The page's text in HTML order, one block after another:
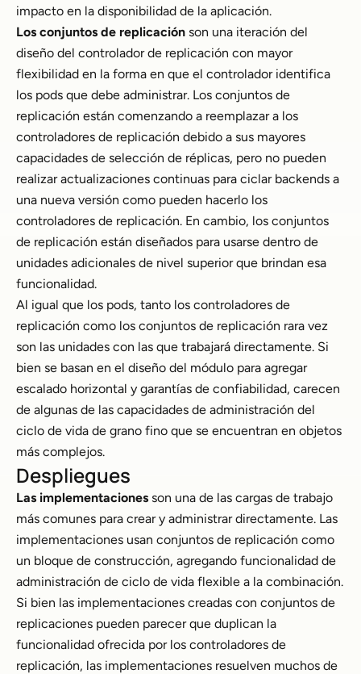
impacto en la disponibilidad de la aplicación.
Los conjuntos de replicación son una iteración del
diseño del controlador de replicación con mayor
flexibilidad en la forma en que el controlador identifica
los pods que debe administrar. Los conjuntos de
replicación están comenzando a reemplazar a los
controladores de replicación debido a sus mayores
capacidades de selección de réplicas, pero no pueden
realizar actualizaciones continuas para ciclar backends a
una nueva versión como pueden hacerlo los
controladores de replicación. En cambio, los conjuntos
de replicación están diseñados para usarse dentro de
unidades adicionales de nivel superior que brindan esa
funcionalidad.
Al igual que los pods, tanto los controladores de
replicación como los conjuntos de replicación rara vez
son las unidades con las que trabajará directamente. Si
bien se basan en el diseño del módulo para agregar
escalado horizontal y garantías de confiabilidad, carecen
de algunas de las capacidades de administración del
ciclo de vida de grano fino que se encuentran en objetos
más complejos.
Despliegues
Las implementaciones son una de las cargas de trabajo
más comunes para crear y administrar directamente. Las
implementaciones usan conjuntos de replicación como
un bloque de construcción, agregando funcionalidad de
administración de ciclo de vida flexible a la combinación.
Si bien las implementaciones creadas con conjuntos de
replicaciones pueden parecer que duplican la
funcionalidad ofrecida por los controladores de
replicación, las implementaciones resuelven muchos de